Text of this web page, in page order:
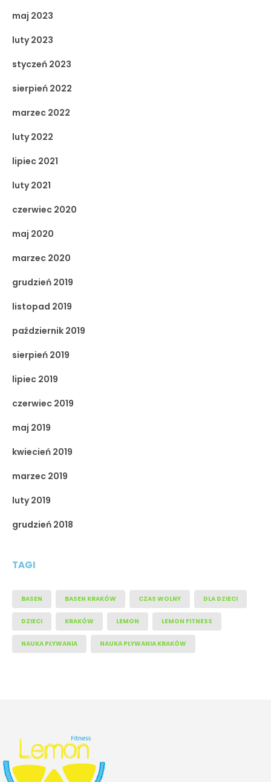
maj 2023
luty 2023
styczeń 2023
sierpień 2022
marzec 2022
luty 2022
lipiec 2021
luty 2021
czerwiec 2020
maj 2020
marzec 2020
grudzień 2019
listopad 2019
październik 2019
sierpień 2019
lipiec 2019
czerwiec 2019
maj 2019
kwiecień 2019
marzec 2019
luty 2019
grudzień 2018
TAGI
BASEN BASEN KRAKÓW CZAS WOLNY DLA DZIECI
DZIECI KRAKÓW LEMON LEMON FITNESS
NAUKA PŁYWANIA NAUKA PŁYWANIA KRAKÓW